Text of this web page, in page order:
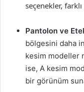
seçenekler,
Pantolon ve
bölgesini daha
kesim modeller
ise, A kesim
bir görünüm